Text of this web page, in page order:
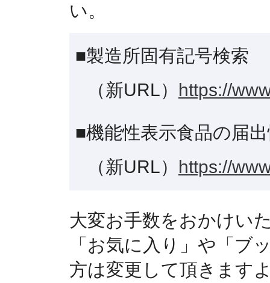
い。
■製造所固有記号検索
（新URL） https://
■機能性表示食品の届
（新URL） https://
大変お手数をおかけい
「お気に入り」や「ブ
方は変更して頂きます